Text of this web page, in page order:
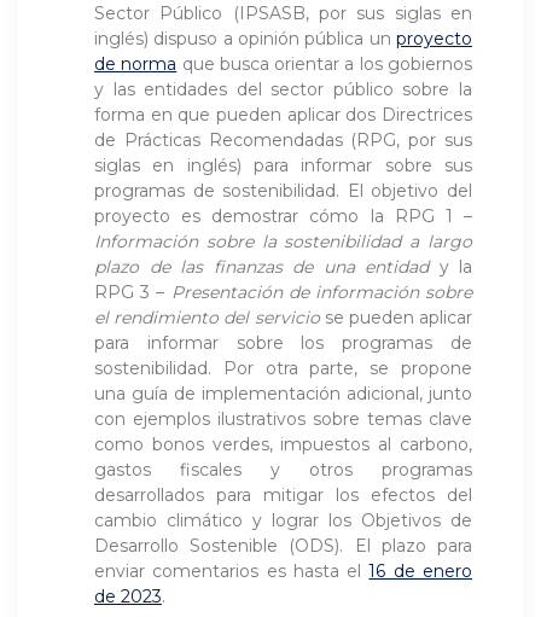
Sector Público (IPSASB, por sus siglas en
inglés) dispuso a opinión pública un proyecto
de norma que busca orientar a los gobiernos
y las entidades del sector público sobre la
forma en que pueden aplicar dos Directrices
de Prácticas Recomendadas (RPG, por sus
siglas en inglés) para informar sobre sus
programas de sostenibilidad. El objetivo del
proyecto es demostrar cómo la RPG 1 –
Información sobre la sostenibilidad a largo
plazo de las finanzas de una entidady la
RPG 3 – Presentación de información sobre
el rendimiento del serviciose pueden aplicar
para informar sobre los programas de
sostenibilidad. Por otra parte, se propone
una guía de implementación adicional, junto
con ejemplos ilustrativos sobre temas clave
como bonos verdes, impuestos al carbono,
gastos fiscales y otros programas
desarrollados para mitigar los efectos del
cambio climático y lograr los Objetivos de
Desarrollo Sostenible (ODS). El plazo para
enviar comentarios es hasta el16 de enero
de 2023.